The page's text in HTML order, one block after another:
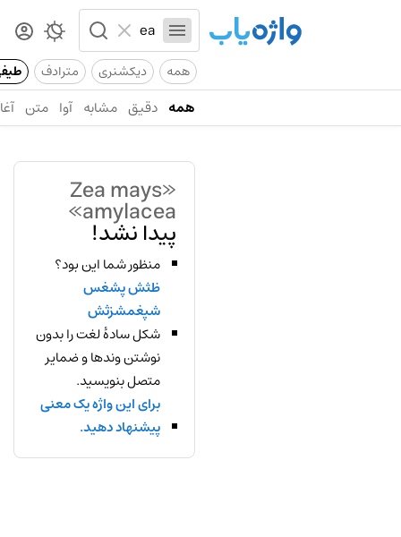
همه دیکشنری مترادف
همه دقیق مشابه آوا متن
«Zea mays
amylacea»
پیدا نشد!
منظور شما این بود؟
ظثش پشغس
شپغمشزثش
شکل سادهٔ لغت را بدون
نوشتن وندها و ضمایر
متصل بنویسید.
برای این واژه یک معنی
پیشنهاد دهید.